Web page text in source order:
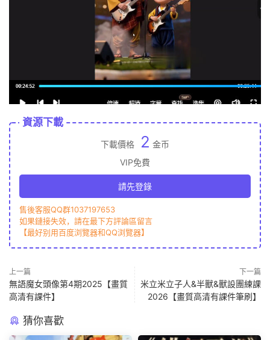
資源下載
下載價格 2 金币
VIP免費
請先登錄
售後客服QQ群1037197653
如果鏈接失效，請在最下方評論區留言
【最好别用百度浏覽器和QQ浏覽器】
上一篇
無語魔女頭像第4期2025【畫質
高清有課件】
下一篇
米立米立子人&半獸&獸設團練課
2026【畫質高清有課件筆刷】
猜你喜歡